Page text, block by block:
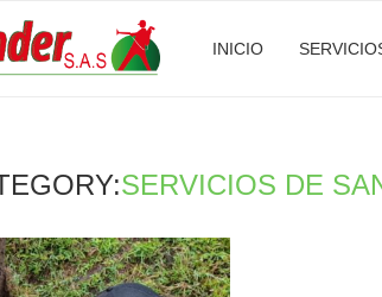
INICIO
SERVICIOS DE